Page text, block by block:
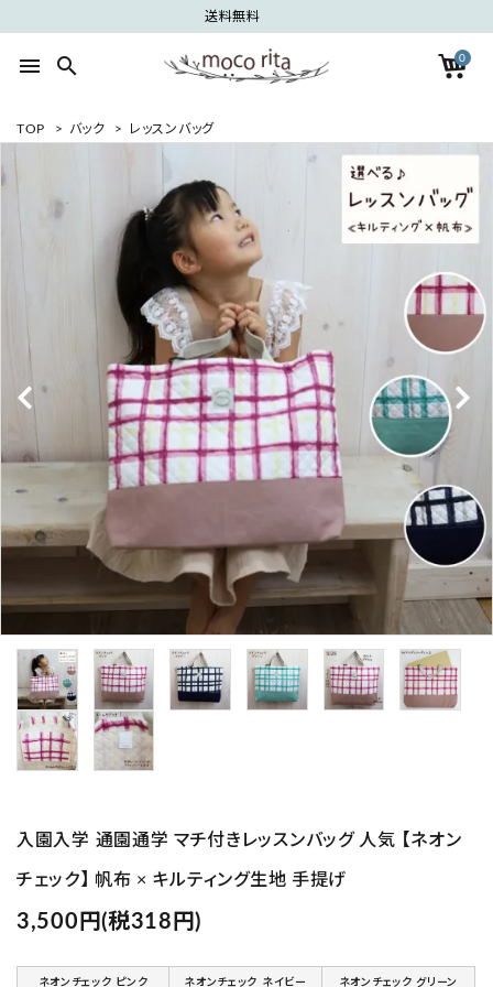
送料無料
menu search 0
search
ACCOUNT MENU
ようこそ ゲスト 様
person 新規会員登録
カテゴリーから探す
グループから探す
ご利用ガイド
プライバシーポリシー
特定商取引法について
お問い合わせ
Instagram
TOP > バック > レッスンバッグ
入園入学 通園通学 マチ付きレッスンバッグ 人気 【ネオン
チェック】 帆布 × キルティング生地 手提げ
3,500円(税318円)
ネオンチェック ピンク ネオンチェック ネイビー ネオンチェック グリーン